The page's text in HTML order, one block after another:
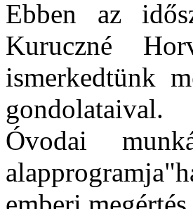
Ebben az
Kuruczné
ismerkedtünk
gondolataival.
Óvodai